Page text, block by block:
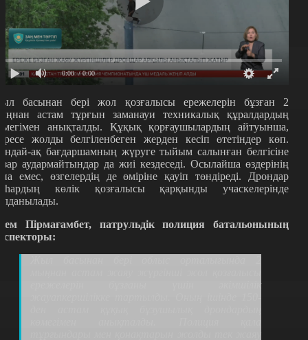
0:00 / 0:00
басынан бері жол қозғалысы ережелерін бұзған 2
астам тұрғын заманауи техникалық құралдардың
анықталды. Құқық қорғаушылардың айтуынша,
жолды белгіленбеген жерден кесіп өтетіндер көп.
ақ бағдаршамның жүруге тыйым салынған белгісіне
аудармайтындар да жиі кездеседі. Осылайша өздерінің
емес, өзгелердің де өміріне қауіп төндіреді. Дрондар
көлік қозғалысы қарқынды учаскелерінде
Пірмағамбет, патрульдік полиция батальонының